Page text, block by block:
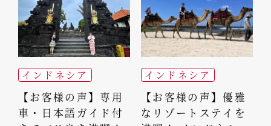
インドネシア
【お客様の声】専用
車・日本語ガイド付
インドネシア
【お客様の声】優雅
なリゾートステイを